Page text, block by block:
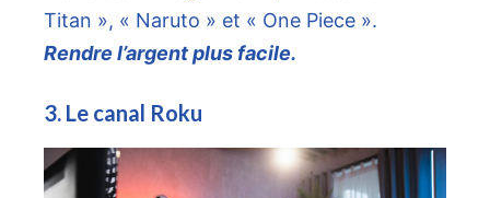
Titan », « Naruto » et « One Piece ».
Rendre l’argent plus facile.
3. Le canal Roku